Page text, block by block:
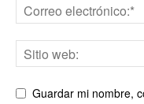
Guardar mi nombre,